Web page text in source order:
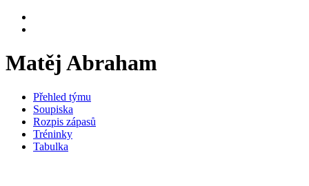
Matěj Abraham
Přehled týmu
Soupiska
Rozpis zápasů
Tréninky
Tabulka